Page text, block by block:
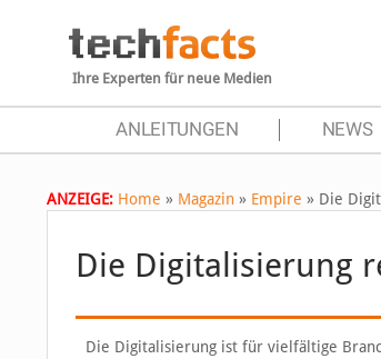
Ihre Experten für neue Medien
ANLEITUNGEN NEWS
ANZEIGE: Home » Magazin » Empire » Die
Die Digitalisierung
Die Digitalisierung ist für vielfältige